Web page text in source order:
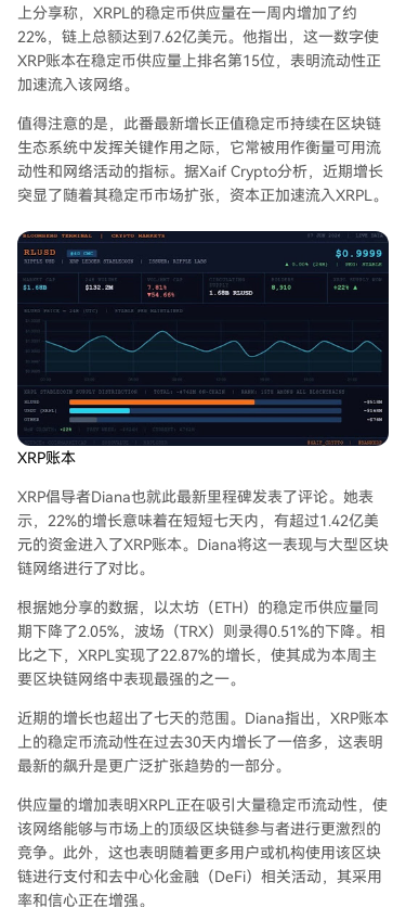
上分享称， XRPL的稳定币供应量在一周内增加了约
22%，链上总额达到7.62亿美元。他指出，这一数字使
XRP账本在稳定币供应量上排名第15位，表明流动性正
加速流入该网络。
值得注意的是，此番最新增长正值稳定币持续在区块链
生态系统中发挥关键作用之际，它常被用作衡量可用流
动性和网络活动的指标。据Xaif Crypto分析，近期增长
突显了随着其稳定币市场扩张，资本正加速流入XRPL。
XRP账本
XRP倡导者Diana也就此最新里程碑发表了评论。她表
示，22%的增长意味着在短短七天内，有超过1.42亿美
元的资金进入了XRP账本。Diana将这一表现与大型区块
链网络进行了对比。
根据她分享的数据， 以太坊（ETH）的稳定币供应量同
期下降了2.05%，波场（TRX）则录得0.51%的下降。相
比之下，XRPL实现了22.87%的增长，使其成为本周主
要区块链网络中表现最强的之一。
近期的增长也超出了七天的范围。Diana指出，XRP账本
上的稳定币流动性在过去30天内增长了一倍多，这表明
最新的飙升是更广泛扩张趋势的一部分。
供应量的增加表明XRPL正在吸引大量稳定币流动性，使
该网络能够与市场上的顶级区块链参与者进行更激烈的
竞争。此外，这也表明随着更多用户或机构使用该区块
链进行支付和去中心化金融（DeFi）相关活动， 其采用
率和信心正在增强。